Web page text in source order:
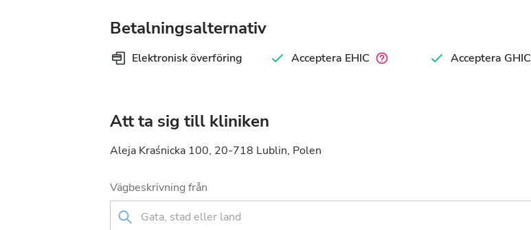
Betalningsalternativ
Elektronisk överföring Acceptera EHIC Acceptera GHIC
Att ta sig till kliniken
Aleja Kraśnicka 100, 20-718 Lublin, Polen
Vägbeskrivning från